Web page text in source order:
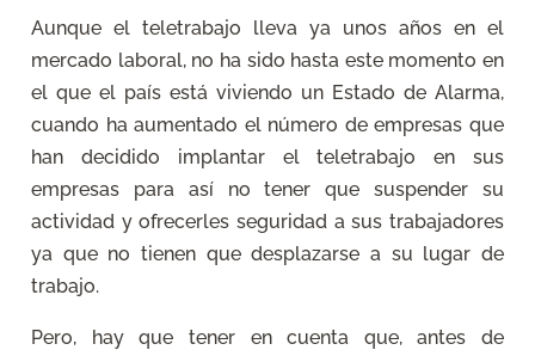
Aunque el teletrabajo lleva ya unos años en el
mercado laboral, no ha sido hasta este momento en
el que el país está viviendo un Estado de Alarma,
cuando ha aumentado el número de empresas que
han decidido implantar el teletrabajo en sus
empresas para así no tener que suspender su
actividad y ofrecerles seguridad a sus trabajadores
ya que no tienen que desplazarse a su lugar de
trabajo.
Pero, hay que tener en cuenta que, antes de